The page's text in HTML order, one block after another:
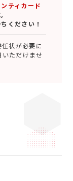
ティカード
ください！
状が必要に
ただけませ